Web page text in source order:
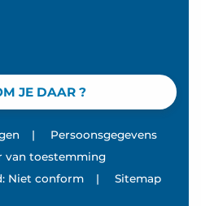
JE DAAR ?
|
Persoonsgegevens
van toestemming
Niet conform | Sitemap